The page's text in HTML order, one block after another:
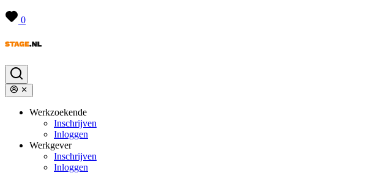
0
Werkzoekende
Inschrijven
Inloggen
Werkgever
Inschrijven
Inloggen